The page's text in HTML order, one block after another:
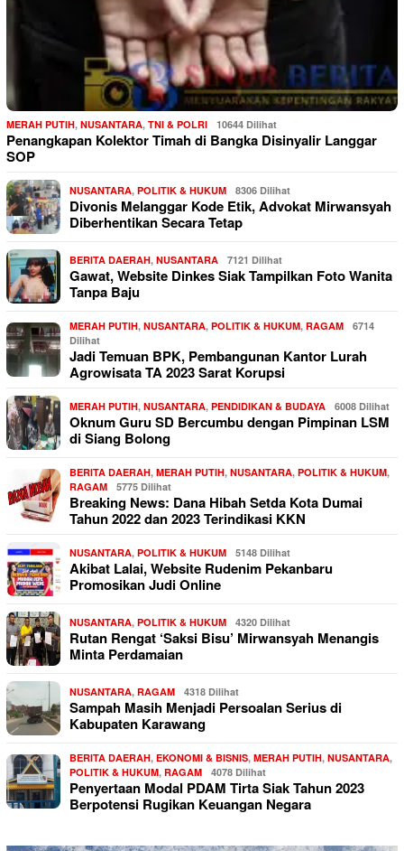
MERAH PUTIH, NUSANTARA, TNI & POLRI 10644 Dilihat
Penangkapan Kolektor Timah di Bangka Disinyalir Langgar
SOP
NUSANTARA, POLITIK & HUKUM 8306 Dilihat
Divonis Melanggar Kode Etik, Advokat Mirwansyah
Diberhentikan Secara Tetap
BERITA DAERAH, NUSANTARA 7121 Dilihat
Gawat, Website Dinkes Siak Tampilkan Foto Wanita
Tanpa Baju
MERAH PUTIH, NUSANTARA, POLITIK & HUKUM, RAGAM
6714
Dilihat
Jadi Temuan BPK, Pembangunan Kantor Lurah
Agrowisata TA 2023 Sarat Korupsi
MERAH PUTIH, NUSANTARA, PENDIDIKAN & BUDAYA 6008 Dilihat
Oknum Guru SD Bercumbu dengan Pimpinan LSM
di Siang Bolong
BERITA DAERAH, MERAH PUTIH, NUSANTARA, POLITIK & HUKUM,
RAGAM
5775 Dilihat
Breaking News: Dana Hibah Setda Kota Dumai
Tahun 2022 dan 2023 Terindikasi KKN
NUSANTARA, POLITIK & HUKUM 5148 Dilihat
Akibat Lalai, Website Rudenim Pekanbaru
Promosikan Judi Online
NUSANTARA, POLITIK & HUKUM 4320 Dilihat
Rutan Rengat ‘Saksi Bisu’ Mirwansyah Menangis
Minta Perdamaian
NUSANTARA, RAGAM 4318 Dilihat
Sampah Masih Menjadi Persoalan Serius di
Kabupaten Karawang
BERITA DAERAH, EKONOMI & BISNIS, MERAH PUTIH, NUSANTARA,
POLITIK & HUKUM, RAGAM 4078 Dilihat
Penyertaan Modal PDAM Tirta Siak Tahun 2023
Berpotensi Rugikan Keuangan Negara